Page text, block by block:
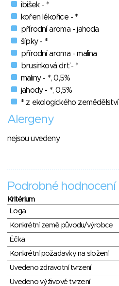
ibišek - *
kořen lékořice - *
přírodní aroma - jahoda
šípky - *
přírodní aroma - malina
brusinková drť - *
maliny - *, 0,5%
jahody - *, 0,5%
* z ekologického zemědělství
Alergeny
nejsou uvedeny
Podrobné hodnocení
Kritérium
Loga
Konkrétní země původu/výrobce
Éčka
Konkrétní požadavky na složení
Uvedeno zdravotní tvrzení
Uvedeno výživové tvrzení